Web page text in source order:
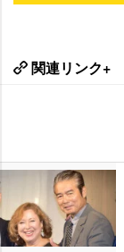
関連リンク+